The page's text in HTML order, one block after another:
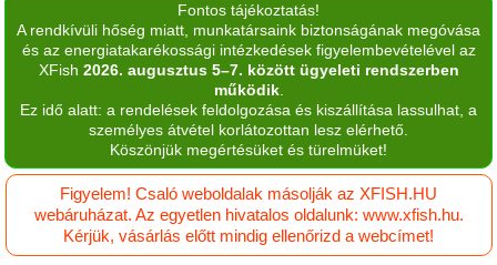
Fontos tájékoztatás!
A rendkívüli hőség miatt, munkatársaink biztonságának megóvása
és az energiatakarékossági intézkedések figyelembevételével az
XFish 2026. augusztus 5–7. között ügyeleti rendszerben
működik.
Ez idő alatt: a rendelések feldolgozása és kiszállítása lassulhat, a
személyes átvétel korlátozottan lesz elérhető.
Köszönjük megértésüket és türelmüket!
Figyelem! Csaló weboldalak másolják az XFISH.HU
webáruházat. Az egyetlen hivatalos oldalunk: www.xfish.hu.
Kérjük, vásárlás előtt mindig ellenőrizd a webcímet!